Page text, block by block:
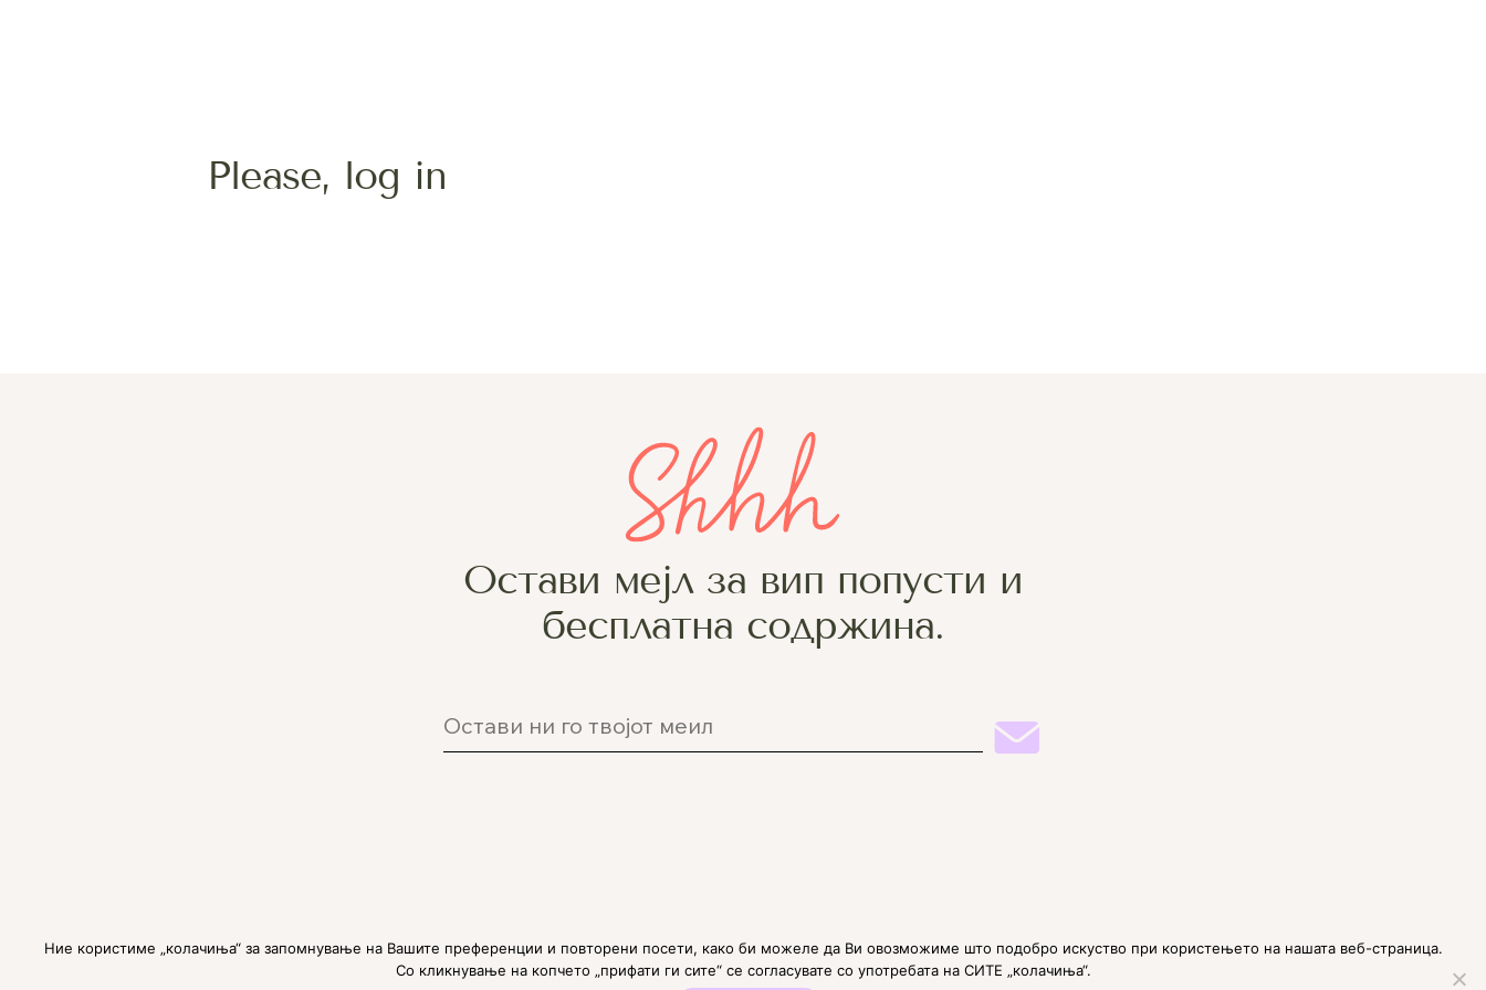
Please, log in
Остави мејл за вип попусти и
бесплатна содржина.
Политика на приватност
Ние користиме „колачиња“ за запомнување на Вашите преференции и повторени посети, како би можеле да Ви овозможиме што подобро искуство при користењето на нашата веб-страница.
Со кликнување на копчето „прифати ги сите“ се согласувате со употребата на СИТЕ „колачиња“.